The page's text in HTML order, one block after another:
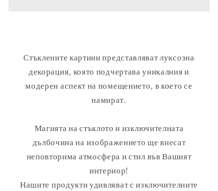
Стъклените картини представляват луксозна
декорация, която подчертава уникалния и
модерен аспект на помещението, в което се
намират.
Магията на стъклото и изключителната
дълбочина на изображението ще внесат
неповторима атмосфера и стил във Вашият
интериор!
Нашите продукти удивляват с изключителните